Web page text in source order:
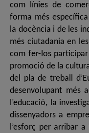
com línies de
forma més
la docència i de les
més ciutadania en
com fer-los
promoció de la
del pla de treball
desenvolupant més
l’educació, la
dissenyadors a
l’esforç per arribar